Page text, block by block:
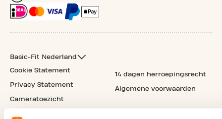
Basic-Fit Nederland
Cookie Statement
Privacy Statement
Cameratoezicht
14 dagen herroepingsrecht
Algemene voorwaarden